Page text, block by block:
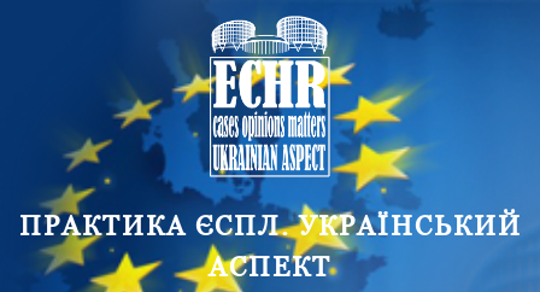
ПРАКТИКА ЄСПЛ. УКРАЇНСЬКИЙ
АСПЕКТ